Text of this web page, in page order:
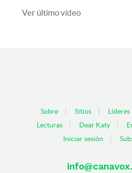
Ver último vídeo
Sobre Sitios Líderes
Lecturas
Dear Katy
Iniciar sesión